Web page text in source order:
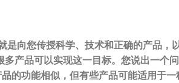
向您传授科学、技术和正确的产品，
产品可以实现这一目标。您说出一个
的功能相似，但有些产品可能适用于